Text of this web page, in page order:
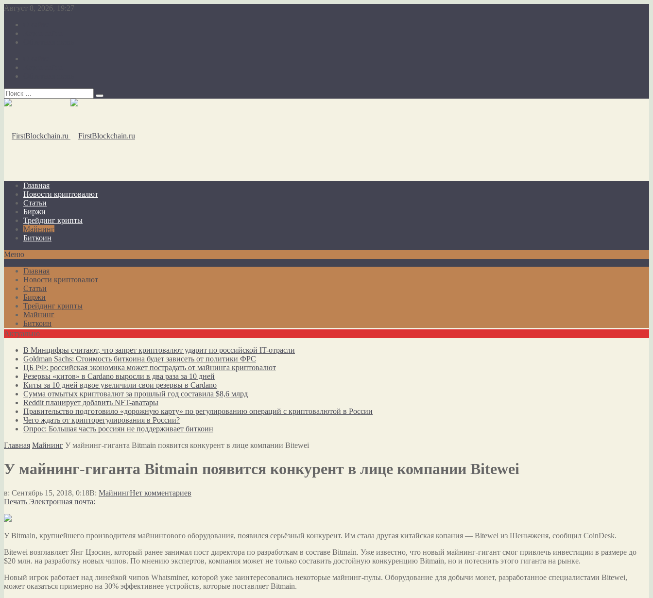
Август 8, 2026, 19:27
Главная
Новости криптовалют
Статьи
Биржи
Трейдинг крипты
Майнинг
Биткоин
Меню
Главная
Новости криптовалют
Статьи
Биржи
Трейдинг крипты
Майнинг
Биткоин
Актуально
В Минцифры считают, что запрет криптовалют ударит по российской IT-отрасли
Goldman Sachs: Стоимость биткоина будет зависеть от политики ФРС
ЦБ РФ: российская экономика может пострадать от майнинга криптовалют
Резервы «китов» в Cardano выросли в два раза за 10 дней
Киты за 10 дней вдвое увеличили свои резервы в Cardano
Сумма отмытых криптовалют за прошлый год составила $8,6 млрд
Reddit планирует добавить NFT-аватары
Правительство подготовило «дорожную карту» по регулированию операций с криптовалютой в России
Чего ждать от крипторегулирования в России?
Опрос: Большая часть россиян не поддерживает биткоин
Главная Майнинг У майнинг-гиганта Bitmain появится конкурент в лице компании Bitewei
У майнинг-гиганта Bitmain появится конкурент в лице компании Bitewei
в: Сентябрь 15, 2018, 0:18В: МайнингНет комментариев
Печать Электронная почта:
У Bitmain, крупнейшего производителя майнингового оборудования, появился серьёзный конкурент. Им стала другая китайская копания — Bitewei из Шеньчженя, сообщил CoinDesk.
Bitewei возглавляет Янг Цзосин, который ранее занимал пост директора по разработкам в составе Bitmain. Уже известно, что новый майнинг-гигант смог привлечь инвестиции в размере до
$20 млн. на разработку новых чипов. По мнению экспертов, компания может не только составить достойную конкуренцию Bitmain, но и потеснить этого гиганта на рынке.
Новый игрок работает над линейкой чипов Whatsminer, которой уже заинтересовались некоторые майнинг-пулы. Оборудование для добычи монет, разработанное специалистами Bitewei,
может оказаться примерно на 30% эффективнее устройств, которые поставляет Bitmain.